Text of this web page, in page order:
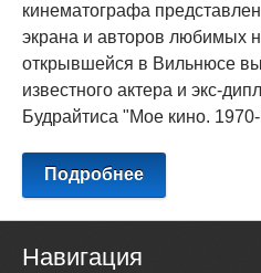
кинематографа
экрана и авторов любимых
открывшейся в Вильнюсе
известного актера и экс-
Будрайтиса "Мое кино.
Подробнее
Навигация